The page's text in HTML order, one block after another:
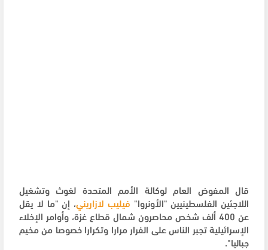
قال المفوض العام لوكالة الأمم المتحدة لغوث وتشغيل
اللاجئين الفلسطينيين "الأونروا" فيليب لازاريني، إن "ما لا يقل
عن 400 ألف شخص محاصرون شمال قطاع غزة، وأوامر الإخلاء
الإسرائيلية تجبر الناس على الفرار مرارا وتكرارا خصوصا من مخيم
جباليا".